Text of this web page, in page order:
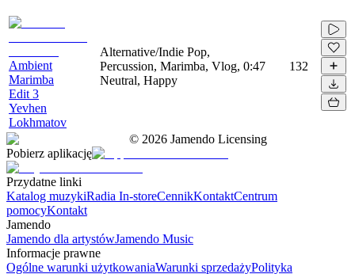
Ambient
Marimba
Edit 3
Yevhen
Lokhmatov
Alternative/Indie Pop,
Percussion, Marimba, Vlog,
Neutral, Happy
0:47 132
© 2026 Jamendo Licensing
Pobierz aplikację
Przydatne linki
Katalog muzykiRadia In-storeCennikKontaktCentrum
pomocyKontakt
Jamendo
Jamendo dla artystówJamendo Music
Informacje prawne
Ogólne warunki użytkowaniaWarunki sprzedażyPolityka